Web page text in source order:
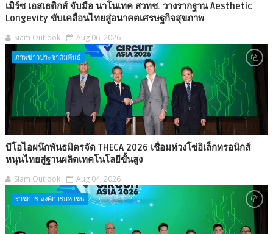
เมิร์ซ เอสเธติกส์ จับมือ นาโนเทค สวทช. วางรากฐาน Aesthetic
Longevity ขับเคลื่อนไทยสู่อนาคตเศรษฐกิจสุขภาพ
Siam Outlook Aug 06, 2026
ภาพข่าวประชาสัมพันธ์
บีโอไอผนึกพันธมิตรจัด THECA 2026 เชื่อมห่วงโซ่อิเล็กทรอนิกส์
หนุนไทยสู่ฐานผลิตเทคโนโลยีขั้นสูง
Siam Outlook Aug 04, 2026
ราชการ องค์การมหาชน